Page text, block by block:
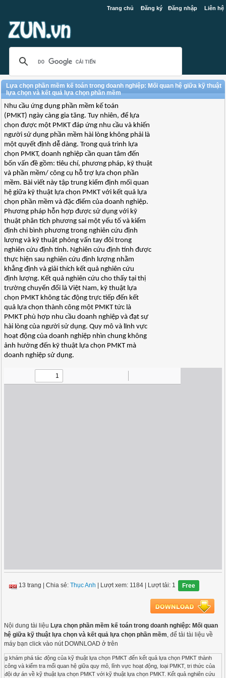
Trang chủ Đăng ký Đăng nhập Liên hệ
Lựa chọn phần mềm kế toán trong doanh nghiệp: Mối quan hệ giữa kỹ thuật
lựa chọn và kết quả lựa chọn phần mềm
Nhu cầu ứng dụng phần mềm kế toán
(PMKT) ngày càng gia tăng. Tuy nhiên, để lựa
chọn được một PMKT đáp ứng nhu cầu và khiến
người sử dụng phần mềm hài lòng không phải là
một quyết định dễ dàng. Trong quá trình lựa
chọn PMKT, doanh nghiệp cần quan tâm đến
bốn vấn đề gồm: tiêu chí, phương pháp, kỹ thuật
và phần mềm/ công cụ hỗ trợ lựa chọn phần
mềm. Bài viết này tập trung kiểm định mối quan
hệ giữa kỹ thuật lựa chọn PMKT với kết quả lựa
chọn phần mềm và đặc điểm của doanh nghiệp.
Phương pháp hỗn hợp được sử dụng với kỹ
thuật phân tích phương sai một yếu tố và kiểm
định chi bình phương trong nghiên cứu định
lượng và kỹ thuật phỏng vấn tay đôi trong
nghiên cứu định tính. Nghiên cứu định tính được
thực hiện sau nghiên cứu định lượng nhằm
khẳng định và giải thích kết quả nghiên cứu
định lượng. Kết quả nghiên cứu cho thấy tại thị
trường chuyển đổi là Việt Nam, kỹ thuật lựa
chọn PMKT không tác động trực tiếp đến kết
quả lựa chọn thành công một PMKT tức là
PMKT phù hợp nhu cầu doanh nghiệp và đạt sự
hài lòng của người sử dụng. Quy mô và lĩnh vực
hoạt động của doanh nghiệp nhìn chung không
ảnh hưởng đến kỹ thuật lựa chọn PMKT mà
doanh nghiệp sử dụng.
13 trang |Chia sẻ:Thục Anh | Lượt xem: 1184 | Lượt tải: 1 Free
Nội dung tài liệu Lựa chọn phần mềm kế toán trong doanh nghiệp: Mối quan
hệ giữa kỹ thuật lựa chọn và kết quả lựa chọn phần mềm, để tải tài liệu về
máy bạn click vào nút DOWNLOAD ở trên
g khám phá tác động của kỹ thuật lựa chọn PMKT đến kết quả lựa chọn PMKT thành
công và kiểm tra mối quan hệ giữa quy mô, lĩnh vực hoạt động, loại PMKT, tri thức của
đội dự án về kỹ thuật lựa chọn PMKT với kỹ thuật lựa chọn PMKT. Kết quả nghiên cứu